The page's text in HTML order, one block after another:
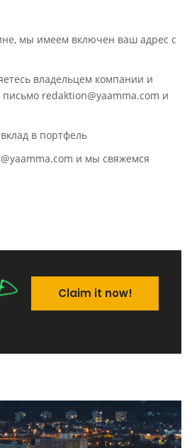
мы имеем включен ваш адрес с
владельцем компании и
письмо redaktion@yaamma.com и
в портфель
и мы свяжемся
Claim it now!